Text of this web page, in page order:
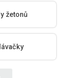
žetonů